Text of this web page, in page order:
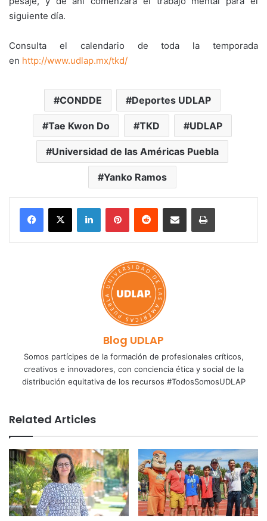
siguiente día.
Consulta el calendario de toda la temporada
en http://www.udlap.mx/tkd/
CONDDE Deportes UDLAP
Tae Kwon Do TKD UDLAP
Universidad de las Américas Puebla
Yanko Ramos
LinkedInPinterestReddit Share via Email Print
Blog UDLAP
Somos partícipes de la formación de profesionales críticos,
creativos e innovadores, con conciencia ética y social de la
distribución equitativa de los recursos #TodosSomosUDLAP
Related Articles